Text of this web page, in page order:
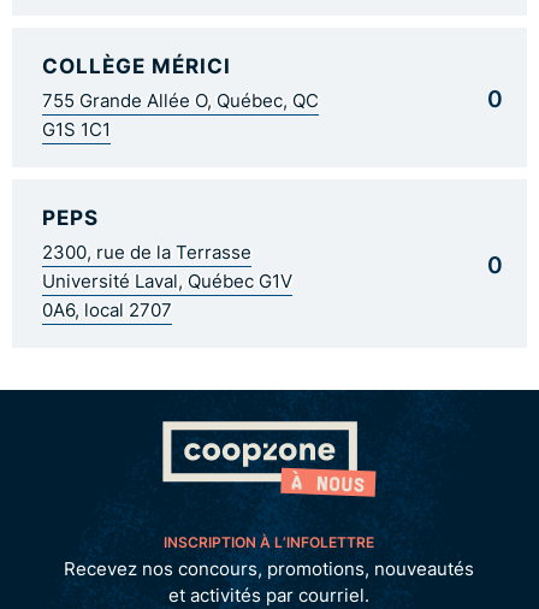
COLLÈGE MÉRICI
755 Grande Allée O, Québec, QC
G1S 1C1
0
PEPS
2300, rue de la Terrasse
Université Laval, Québec G1V
0A6, local 2707
0
INSCRIPTION À L’INFOLETTRE
Recevez nos concours, promotions, nouveautés
et activités par courriel.